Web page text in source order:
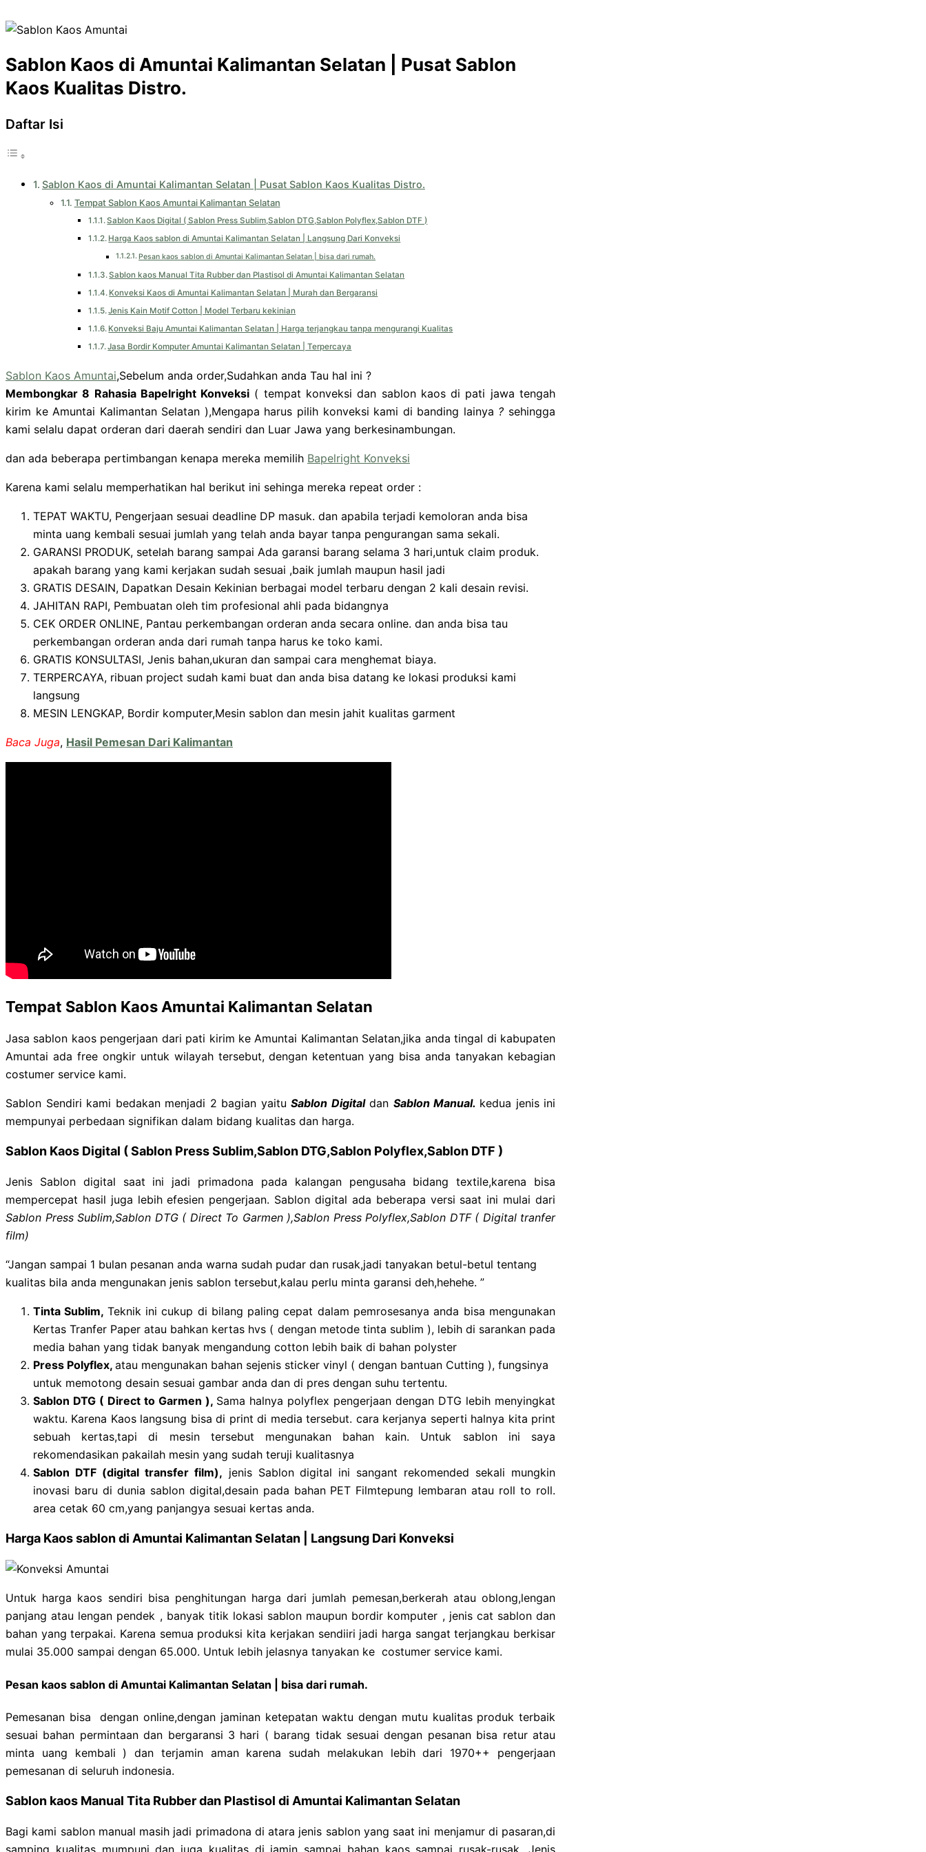
Sablon Kaos di Amuntai Kalimantan Selatan | Pusat Sablon
Kaos Kualitas Distro.
Daftar Isi
Sablon Kaos di Amuntai Kalimantan Selatan | Pusat Sablon Kaos Kualitas Distro.
Tempat Sablon Kaos Amuntai Kalimantan Selatan
Sablon Kaos Digital ( Sablon Press Sublim,Sablon DTG,Sablon Polyflex,Sablon DTF )
Harga Kaos sablon di Amuntai Kalimantan Selatan | Langsung Dari Konveksi
Pesan kaos sablon di Amuntai Kalimantan Selatan | bisa dari rumah.
Sablon kaos Manual Tita Rubber dan Plastisol di Amuntai Kalimantan Selatan
Konveksi Kaos di Amuntai Kalimantan Selatan | Murah dan Bergaransi
Jenis Kain Motif Cotton | Model Terbaru kekinian
Konveksi Baju Amuntai Kalimantan Selatan | Harga terjangkau tanpa mengurangi Kualitas
Jasa Bordir Komputer Amuntai Kalimantan Selatan | Terpercaya
Sablon Kaos Amuntai,Sebelum anda order,Sudahkan anda Tau hal ini ?
Membongkar 8 Rahasia Bapelright Konveksi ( tempat konveksi dan sablon kaos di pati jawa tengah
kirim ke Amuntai Kalimantan Selatan ),Mengapa harus pilih konveksi kami di banding lainya ? sehingga
kami selalu dapat orderan dari daerah sendiri dan Luar Jawa yang berkesinambungan.
dan ada beberapa pertimbangan kenapa mereka memilih Bapelright Konveksi
Karena kami selalu memperhatikan hal berikut ini sehinga mereka repeat order :
TEPAT WAKTU, Pengerjaan sesuai deadline DP masuk. dan apabila terjadi kemoloran anda bisa
minta uang kembali sesuai jumlah yang telah anda bayar tanpa pengurangan sama sekali.
GARANSI PRODUK, setelah barang sampai Ada garansi barang selama 3 hari,untuk claim produk.
apakah barang yang kami kerjakan sudah sesuai ,baik jumlah maupun hasil jadi
GRATIS DESAIN, Dapatkan Desain Kekinian berbagai model terbaru dengan 2 kali desain revisi.
JAHITAN RAPI, Pembuatan oleh tim profesional ahli pada bidangnya
CEK ORDER ONLINE, Pantau perkembangan orderan anda secara online. dan anda bisa tau
perkembangan orderan anda dari rumah tanpa harus ke toko kami.
GRATIS KONSULTASI, Jenis bahan,ukuran dan sampai cara menghemat biaya.
TERPERCAYA, ribuan project sudah kami buat dan anda bisa datang ke lokasi produksi kami
langsung
MESIN LENGKAP, Bordir komputer,Mesin sablon dan mesin jahit kualitas garment
Baca Juga, Hasil Pemesan Dari Kalimantan
Tempat Sablon Kaos Amuntai Kalimantan Selatan
Jasa sablon kaos pengerjaan dari pati kirim ke Amuntai Kalimantan Selatan,jika anda tingal di kabupaten
Amuntai ada free ongkir untuk wilayah tersebut, dengan ketentuan yang bisa anda tanyakan kebagian
costumer service kami.
Sablon Sendiri kami bedakan menjadi 2 bagian yaituSablon Digitaldan Sablon Manual. kedua jenis ini
mempunyai perbedaan signifikan dalam bidang kualitas dan harga.
Sablon Kaos Digital ( Sablon Press Sublim,Sablon DTG,Sablon Polyflex,Sablon DTF )
Jenis Sablon digital saat ini jadi primadona pada kalangan pengusaha bidang textile,karena bisa
mempercepat hasil juga lebih efesien pengerjaan. Sablon digital ada beberapa versi saat ini mulai dari
Sablon Press Sublim,Sablon DTG ( Direct To Garmen ),Sablon Press Polyflex,Sablon DTF ( Digital tranfer
film)
“Jangan sampai 1 bulan pesanan anda warna sudah pudar dan rusak,jadi tanyakan betul-betul tentang
kualitas bila anda mengunakan jenis sablon tersebut,kalau perlu minta garansi deh,hehehe. ”
Tinta Sublim, Teknik ini cukup di bilang paling cepat dalam pemrosesanya anda bisa mengunakan
Kertas Tranfer Paper atau bahkan kertas hvs ( dengan metode tinta sublim ), lebih di sarankan pada
media bahan yang tidak banyak mengandung cotton lebih baik di bahan polyster
Press Polyflex, atau mengunakan bahan sejenis sticker vinyl ( dengan bantuan Cutting ), fungsinya
untuk memotong desain sesuai gambar anda dan di pres dengan suhu tertentu.
Sablon DTG ( Direct to Garmen ), Sama halnya polyflex pengerjaan dengan DTG lebih menyingkat
waktu. Karena Kaos langsung bisa di print di media tersebut. cara kerjanya seperti halnya kita print
sebuah kertas,tapi di mesin tersebut mengunakan bahan kain. Untuk sablon ini saya
rekomendasikan pakailah mesin yang sudah teruji kualitasnya
Sablon DTF (digital transfer film), jenis Sablon digital ini sangant rekomended sekali mungkin
inovasi baru di dunia sablon digital,desain pada bahan PET Filmtepung lembaran atau roll to roll.
area cetak 60 cm,yang panjangya sesuai kertas anda.
Harga Kaos sablon di Amuntai Kalimantan Selatan | Langsung Dari Konveksi
Untuk harga kaos sendiri bisa penghitungan harga dari jumlah pemesan,berkerah atau oblong,lengan
panjang atau lengan pendek , banyak titik lokasi sablon maupun bordir komputer , jenis cat sablon dan
bahan yang terpakai. Karena semua produksi kita kerjakan sendiiri jadi harga sangat terjangkau berkisar
mulai 35.000 sampai dengan 65.000. Untuk lebih jelasnya tanyakan ke costumer service kami.
Pesan kaos sablon di Amuntai Kalimantan Selatan | bisa dari rumah.
Pemesanan bisa dengan online,dengan jaminan ketepatan waktu dengan mutu kualitas produk terbaik
sesuai bahan permintaan dan bergaransi 3 hari ( barang tidak sesuai dengan pesanan bisa retur atau
minta uang kembali ) dan terjamin aman karena sudah melakukan lebih dari 1970++ pengerjaan
pemesanan di seluruh indonesia.
Sablon kaos Manual Tita Rubber dan Plastisol di Amuntai Kalimantan Selatan
Bagi kami sablon manual masih jadi primadona di atara jenis sablon yang saat ini menjamur di pasaran,di
samping kualitas mumpuni dan juga kualitas di jamin sampai bahan kaos sampai rusak-rusak. Jenis